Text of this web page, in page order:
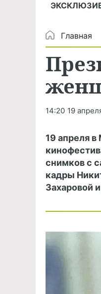
Главная
14:20 19
19 апреля
снимков с
кадры
Захаровой